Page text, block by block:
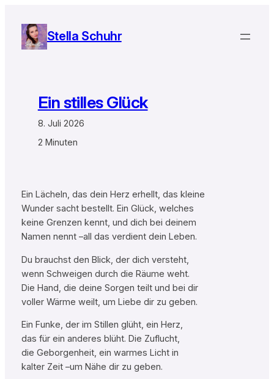
Inhalt
springen
Stella Schuhr
Ein stilles Glück
8. Juli 2026
2 Minuten
Ein Lächeln, das dein Herz erhellt, das kleine
Wunder sacht bestellt. Ein Glück, welches
keine Grenzen kennt, und dich bei deinem
Namen nennt –all das verdient dein Leben.
Du brauchst den Blick, der dich versteht,
wenn Schweigen durch die Räume weht.
Die Hand, die deine Sorgen teilt und bei dir
voller Wärme weilt, um Liebe dir zu geben.
Ein Funke, der im Stillen glüht, ein Herz,
das für ein anderes blüht. Die Zuflucht,
die Geborgenheit, ein warmes Licht in
kalter Zeit –um Nähe dir zu geben.